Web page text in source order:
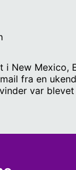
New Mexico,
fra en
var
et tip til